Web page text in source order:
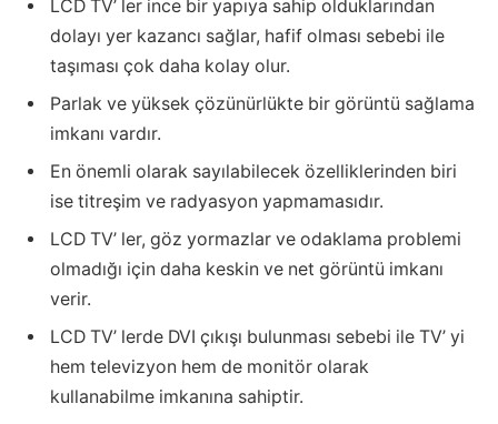
LCD TV’ ler ince bir yapıya sahip olduklarından
dolayı yer kazancı sağlar, hafif olması sebebi ile
taşıması çok daha kolay olur.
Parlak ve yüksek çözünürlükte bir görüntü sağlama
imkanı vardır.
En önemli olarak sayılabilecek özelliklerinden biri
ise titreşim ve radyasyon yapmamasıdır.
LCD TV’ ler, göz yormazlar ve odaklama problemi
olmadığı için daha keskin ve net görüntü imkanı
verir.
LCD TV’ lerde DVI çıkışı bulunması sebebi ile TV’ yi
hem televizyon hem de monitör olarak
kullanabilme imkanına sahiptir.